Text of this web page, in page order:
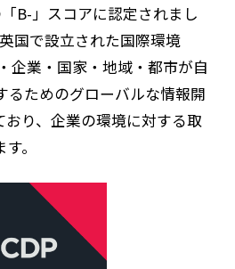
B-」スコアに認定されまし
国で設立された国際環境
企業・国家・地域・都市が自
るためのグローバルな情報開
り、企業の環境に対する取
。